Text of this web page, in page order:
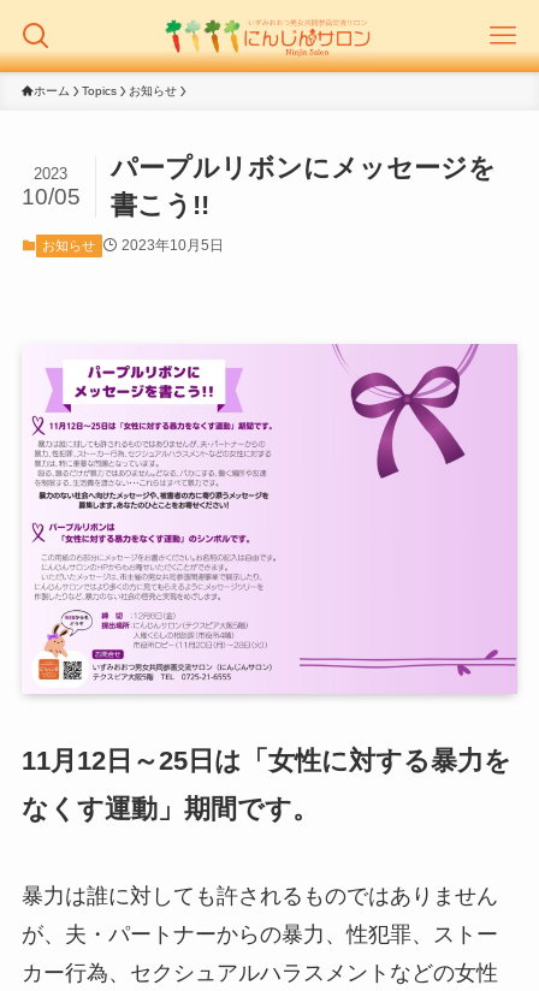
ホーム Topics お知らせ
パープルリボンにメッセージを
書こう!!
2023
10/05
お知らせ 2023年10月5日
11月12日～25日は「女性に対する暴力を
なくす運動」期間です。
暴力は誰に対しても許されるものではありません
が、夫・パートナーからの暴力、性犯罪、ストー
カー行為、セクシュアルハラスメントなどの女性